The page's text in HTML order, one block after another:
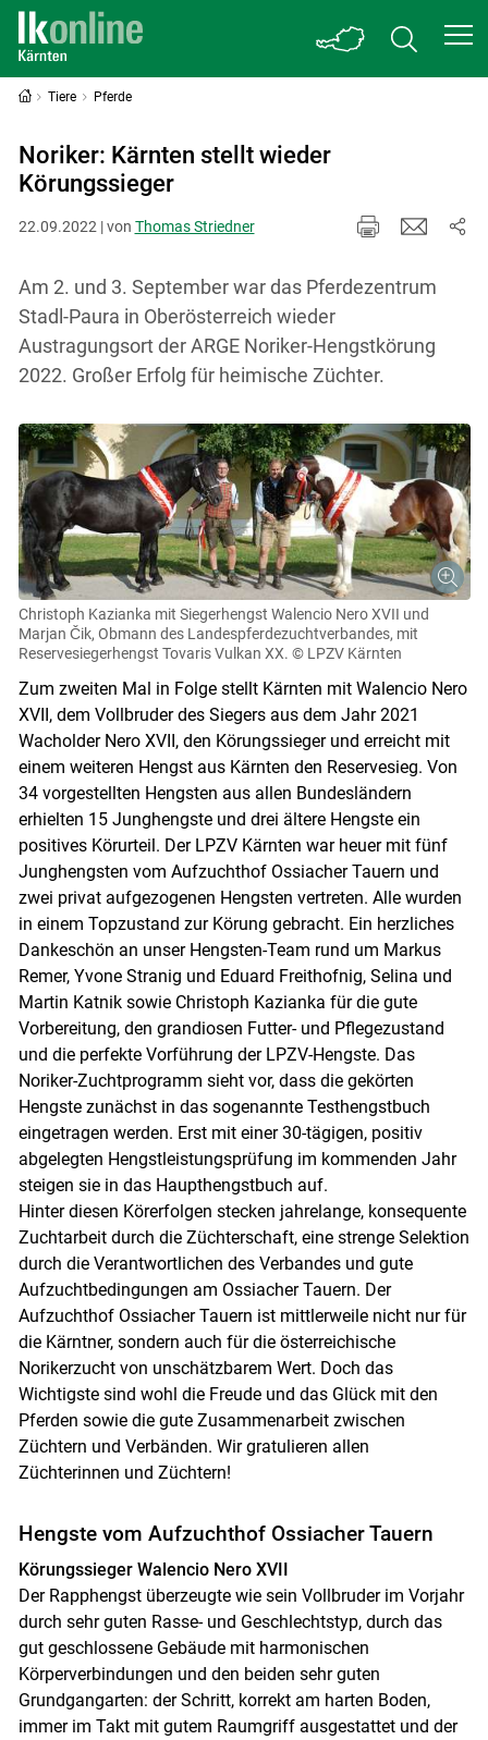
Tiere Pferde
Noriker: Kärnten stellt wieder
Körungssieger
22.09.2022 | von Thomas Striedner
Am 2. und 3. September war das Pferdezentrum
Stadl-Paura in Oberösterreich wieder
Austragungsort der ARGE Noriker-Hengstkörung
2022. Großer Erfolg für heimische Züchter.
Christoph Kazianka mit Siegerhengst Walencio Nero XVII und
Marjan Čik, Obmann des Landespferdezuchtverbandes, mit
Reservesiegerhengst Tovaris Vulkan XX. © LPZV Kärnten
Zum zweiten Mal in Folge stellt Kärnten mit Walencio Nero
XVII, dem Vollbruder des Siegers aus dem Jahr 2021
Wacholder Nero XVII, den Körungssieger und erreicht mit
einem weiteren Hengst aus Kärnten den Reservesieg. Von
34 vorgestellten Hengsten aus allen Bundesländern
erhielten 15 Junghengste und drei ältere Hengste ein
positives Kör­urteil. Der LPZV Kärnten war heuer mit fünf
Junghengsten vom Aufzuchthof Ossiacher Tauern und
zwei privat aufgezogenen Hengsten vertreten. Alle wurden
in einem Topzustand zur Körung gebracht. Ein herzliches
Dankeschön an unser Hengsten-Team rund um Markus
Remer, Yvone Stranig und Eduard Freithofnig, Selina und
Martin Katnik sowie Christoph Kazianka für die gute
Vorbereitung, den grandiosen Futter- und Pflegezustand
und die perfekte Vorführung der LPZV-Hengste. Das
Noriker-Zuchtprogramm sieht vor, dass die gekörten
Hengste zunächst in das sogenannte Testhengstbuch
eingetragen werden. Erst mit einer 30-tägigen, positiv
abgelegten Hengstleistungsprüfung im kommenden Jahr
steigen sie in das Haupthengstbuch auf.
Hinter diesen Körerfolgen stecken jahrelange, konsequente
Zuchtarbeit durch die Züchterschaft, eine strenge Selektion
durch die Verantwortlichen des Verbandes und gute
Aufzuchtbedingungen am Ossiacher Tauern. Der
Aufzuchthof Ossiacher Tauern ist mittlerweile nicht nur für
die Kärntner, sondern auch für die österreichische
Norikerzucht von unschätzbarem Wert. Doch das
Wichtigste sind wohl die Freude und das Glück mit den
Pferden sowie die gute Zusammenarbeit zwischen
Züchtern und Verbänden. Wir gratulieren allen
Züchterinnen und Züchtern!
Hengste vom Aufzuchthof Ossiacher Tauern
Körungssieger Walencio Nero XVII
Der Rapphengst überzeugte wie sein Vollbruder im Vorjahr
durch sehr guten Rasse- und Geschlechtstyp, durch das
gut geschlossene Gebäude mit harmonischen
Körperverbindungen und den beiden sehr guten
Grundgangarten: der Schritt, korrekt am harten Boden,
immer im Takt mit gutem Raumgriff ausgestattet und der